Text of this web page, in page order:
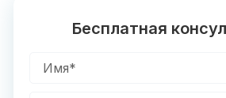
Бесплатная